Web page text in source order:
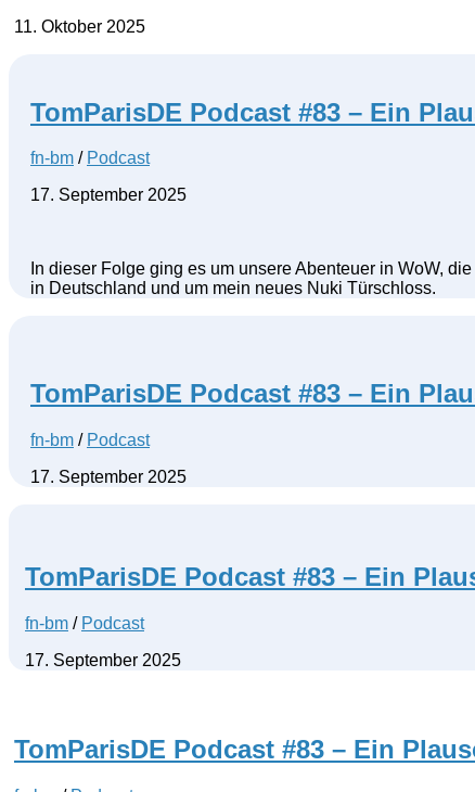
11. Oktober 2025
TomParisDE Podcast #83 – Ein
fn-bm / Podcast
17. September 2025
In dieser Folge ging es um unsere Abenteuer in WoW,
in Deutschland und um mein neues Nuki Türschloss.
TomParisDE Podcast #83 – Ein
fn-bm / Podcast
17. September 2025
TomParisDE Podcast #83 – Ein
fn-bm / Podcast
17. September 2025
TomParisDE Podcast #83 – Ein